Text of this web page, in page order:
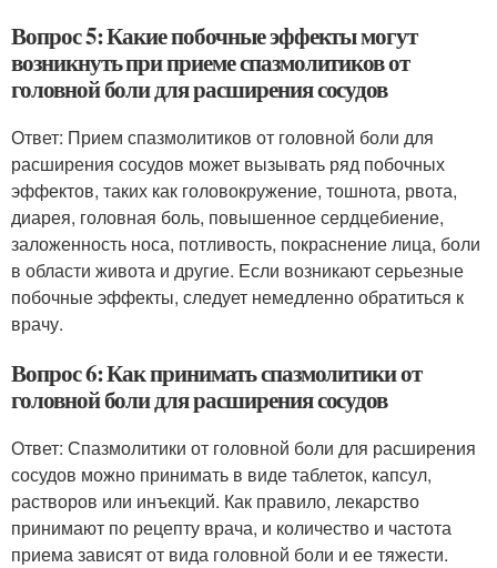
Вопрос 5: Какие побочные эффекты могут
возникнуть при приеме спазмолитиков от
головной боли для расширения сосудов
Ответ: Прием спазмолитиков от головной боли для
расширения сосудов может вызывать ряд побочных
эффектов, таких как головокружение, тошнота, рвота,
диарея, головная боль, повышенное сердцебиение,
заложенность носа, потливость, покраснение лица, боли
в области живота и другие. Если возникают серьезные
побочные эффекты, следует немедленно обратиться к
врачу.
Вопрос 6: Как принимать спазмолитики от
головной боли для расширения сосудов
Ответ: Спазмолитики от головной боли для расширения
сосудов можно принимать в виде таблеток, капсул,
растворов или инъекций. Как правило, лекарство
принимают по рецепту врача, и количество и частота
приема зависят от вида головной боли и ее тяжести.